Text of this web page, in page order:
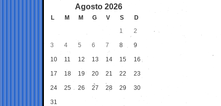
Agosto 2026
L M M G V S
D
1
2
3 4 5 6 7 8 9
10 11 12 13 14 15 16
17 18 19 20 21 22 23
24 25 26 27 28 29 30
31